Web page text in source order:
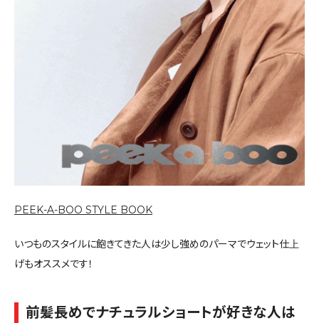
PEEK-A-BOO STYLE BOOK
いつものスタイルに飽きてきた人は少し強めのパーマでウェット仕上
げもオススメです！
前髪長めでナチュラルショートが好きな人は